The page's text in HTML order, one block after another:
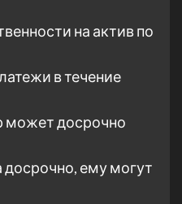
на актив по
в течение
может досрочно
досрочно, ему могут